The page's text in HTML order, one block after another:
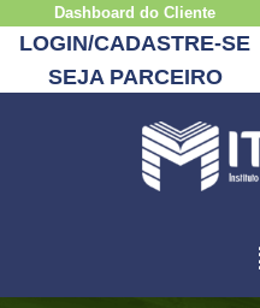
Dashboard do Cliente
LOGIN/CADASTRE-SE
SEJA PARCEIRO